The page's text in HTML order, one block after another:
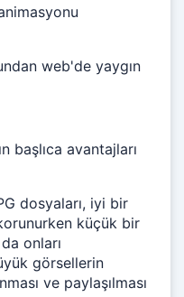
web'de yaygın
başlıca avantajları
dosyaları, iyi bir
küçük bir
onları
görsellerin
ve paylaşılması